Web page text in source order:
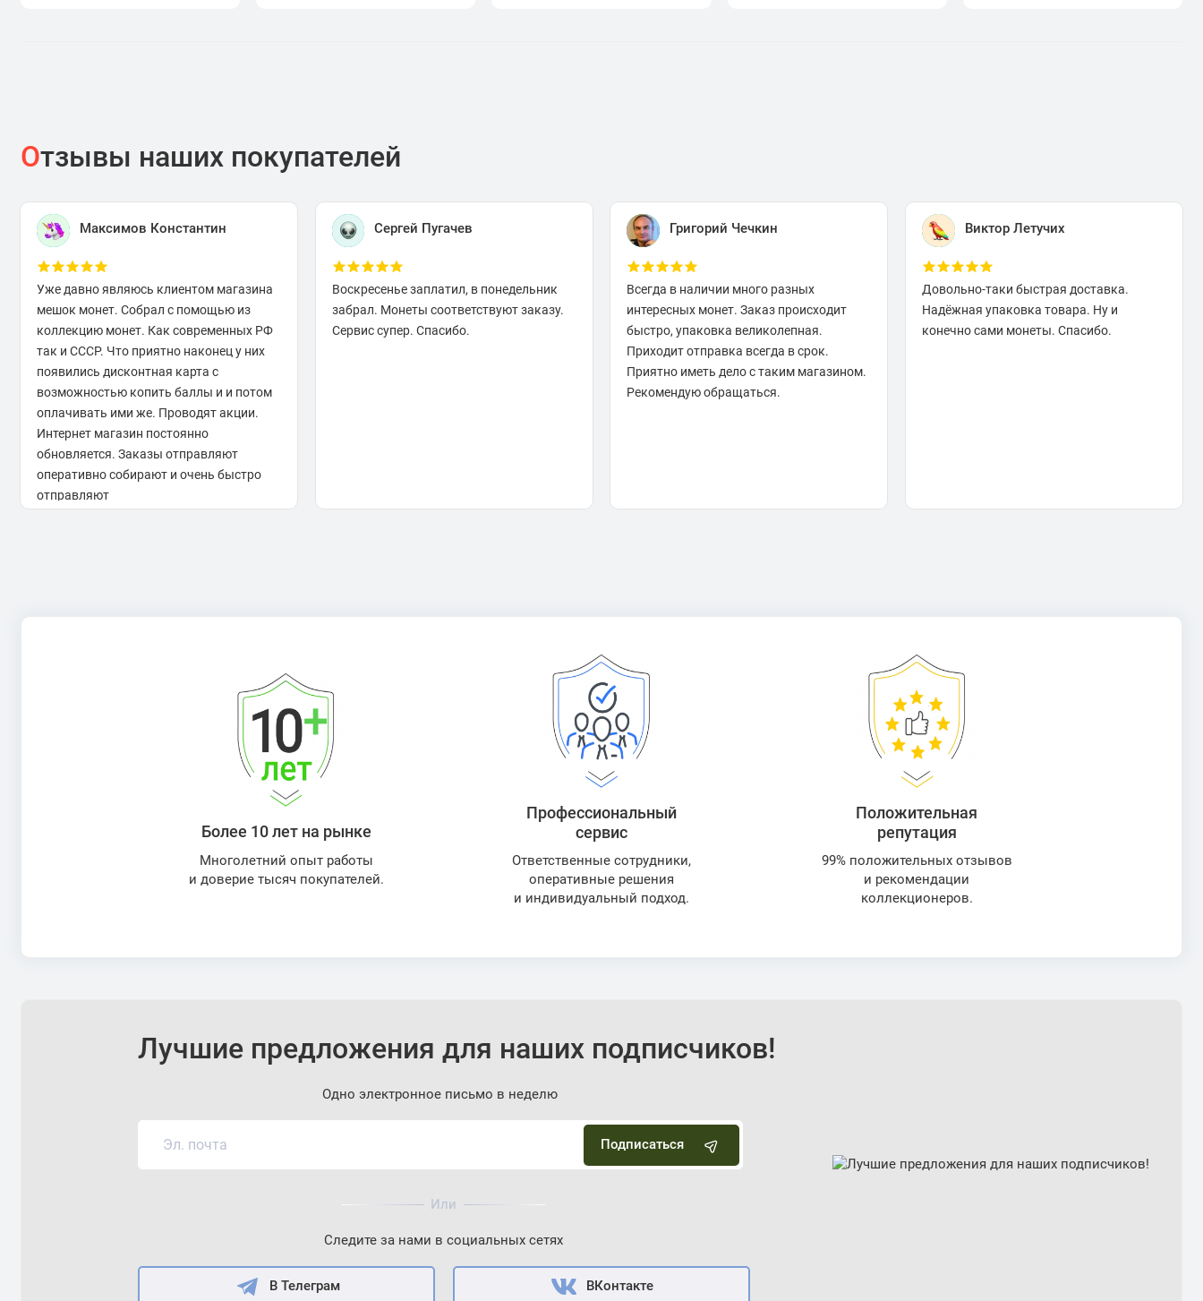
Отзывы наших покупателей
Максимов Константин
Уже давно являюсь клиентом магазина
мешок монет. Собрал с помощью из
коллекцию монет. Как современных РФ
так и СССР. Что приятно наконец у них
появились дисконтная карта с
возможностью копить баллы и и потом
оплачивать ими же. Проводят акции.
Интернет магазин постоянно
обновляется. Заказы отправляют
оперативно собирают и очень быстро
отправляют
Сергей Пугачев
Воскресенье заплатил, в понедельник
забрал. Монеты соответствуют заказу.
Сервис супер. Спасибо.
Григорий Чечкин
Всегда в наличии много разных
интересных монет. Заказ происходит
быстро, упаковка великолепная.
Приходит отправка всегда в срок.
Приятно иметь дело с таким магазином.
Рекомендую обращаться.
Виктор Летучих
Довольно-таки быстрая доставка.
Надёжная упаковка товара. Ну и
конечно сами монеты. Спасибо.
Более 10 лет на рынке
Многолетний опыт работы
и доверие тысяч покупателей.
Профессиональный
сервис
Ответственные сотрудники,
оперативные решения
и индивидуальный подход.
Положительная
репутация
99% положительных отзывов
и рекомендации
коллекционеров.
Лучшие предложения для наших подписчиков!
Одно электронное письмо в неделю
Подписаться
Или
Следите за нами в социальных сетях
В Телеграм ВКонтакте